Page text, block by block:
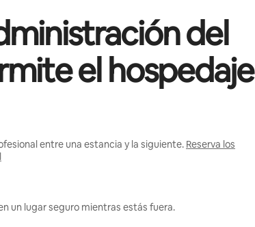
del
el hospedaje
entre una estancia y la siguiente. Reserva los
un lugar seguro mientras estás fuera.